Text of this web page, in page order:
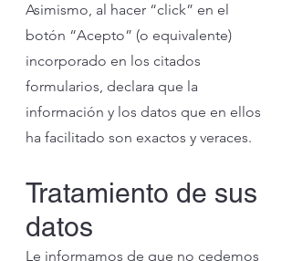
Asimismo, al hacer “click” en el
botón “Acepto” (o equivalente)
incorporado en los citados
formularios, declara que la
información y los datos que en ellos
ha facilitado son exactos y veraces.
Tratamiento de sus
datos
Le informamos de que no cedemos